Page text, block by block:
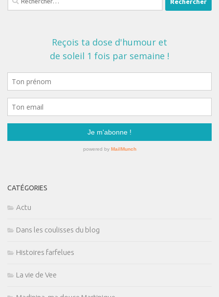
CATÉGORIES
Actu
Dans les coulisses du blog
Histoires farfelues
La vie de Vee